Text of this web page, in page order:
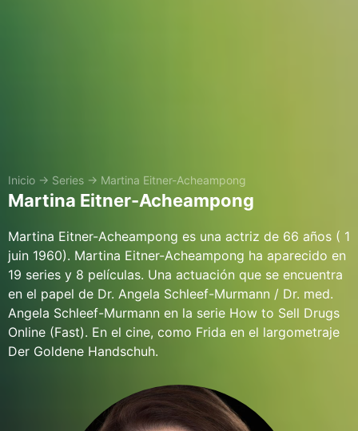
Inicio → Series → Martina Eitner-Acheampong
Martina Eitner-Acheampong
Martina Eitner-Acheampong es una actriz de 66 años ( 1
juin 1960). Martina Eitner-Acheampong ha aparecido en
19 series y 8 películas. Una actuación que se encuentra
en el papel de Dr. Angela Schleef-Murmann / Dr. med.
Angela Schleef-Murmann en la serie How to Sell Drugs
Online (Fast). En el cine, como Frida en el largometraje
Der Goldene Handschuh.